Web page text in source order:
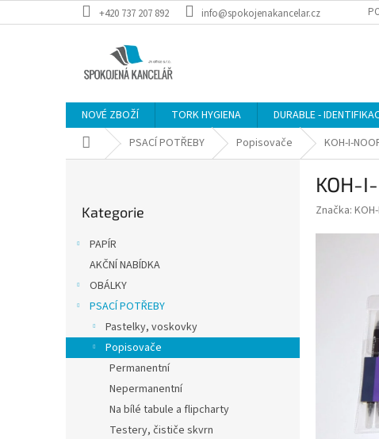
na
+420 737 207 892 info@spokojenakancelar.cz
NOVÉ ZBOŽÍ TORK HYGIENA DURABLE -
Domů PSACÍ POTŘEBY Popisovače KOH-I-
a
n
kategorie
Kategorie
PAPÍR
AKČNÍ NABÍDKA
OBÁLKY
PSACÍ POTŘEBY
Pastelky, voskovky
Popisovače
Permanentní
Nepermanentní
Na bílé tabule a flipcharty
Testery, čističe skvrn
KOH-
Značka: